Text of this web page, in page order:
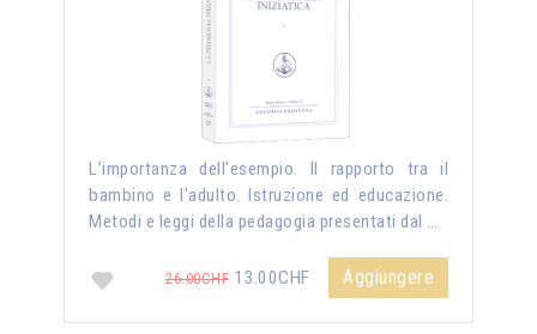
L’importanza dell’esempio. Il rapporto tra il
bambino e l'adulto. Istruzione ed educazione.
Metodi e leggi della pedagogia presentati dal …
26.00CHF 13.00CHF Aggiungere